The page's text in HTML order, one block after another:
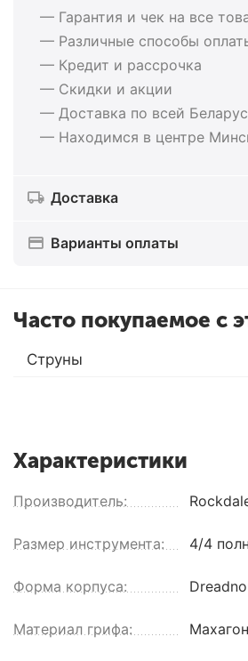
— Гарантия и чек на все
— Различные способы
— Кредит и рассрочка
— Скидки и акции
— Доставка по всей
— Находимся в центре
Доставка
Варианты оплаты
Часто покупаемое с
Струны
Характеристики
Производитель:
Размер инструмента: 4/4
Форма корпуса:
Материал грифа: